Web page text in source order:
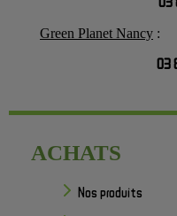
Green Planet Nancy :
03
ACHATS
Nos produits